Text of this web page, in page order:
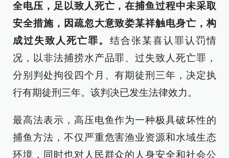
全电压，足以致人死亡，在捕鱼过程中未采取
安全措施，因疏忽大意致娄某祥触电身亡，构
成过失致人死亡罪。 结合张某喜认罪认罚情
况，以非法捕捞水产品罪、过失致人死亡罪，
分别判处拘役四个月、有期徒刑三年，决定执
行有期徒刑三年。该判决已发生法律效力。
最高法表示，高压电鱼作为一种极具破坏性的
捕鱼方法，不仅严重危害渔业资源和水域生态
环境，同时也对人民群众的人身安全和社会公